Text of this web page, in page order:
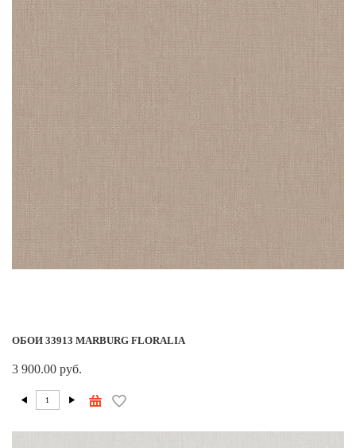
ОБОИ 33913 MARBURG FLORALIA
3 900.00 руб.